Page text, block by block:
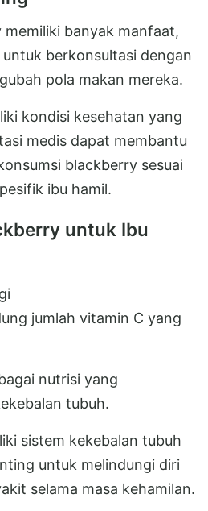
banyak manfaat,
berkonsultasi dengan
pola makan mereka.
kondisi kesehatan yang
medis dapat membantu
blackberry sesuai
ibu hamil.
untuk Ibu
jumlah vitamin C yang
nutrisi yang
tubuh.
sistem kekebalan tubuh
untuk melindungi diri
selama masa kehamilan.